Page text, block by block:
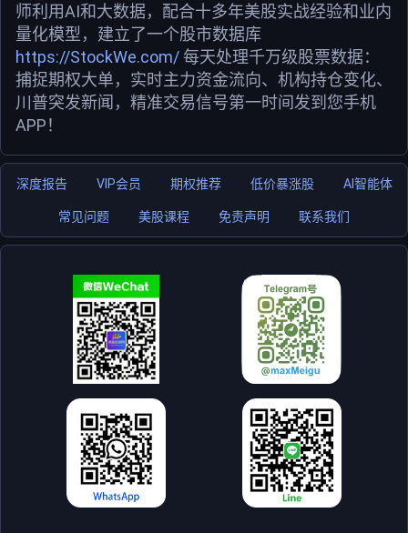
师利用AI和大数据，配合十多年美股实战经验和业内
量化模型，建立了一个股市数据库
https://StockWe.com/每天处理千万级股票数据：
捕捉期权大单，实时主力资金流向、机构持仓变化、
川普突发新闻，精准交易信号第一时间发到您手机
APP！
深度报告 VIP会员 期权推荐 低价暴涨股 AI智能体
常见问题 美股课程 免责声明 联系我们